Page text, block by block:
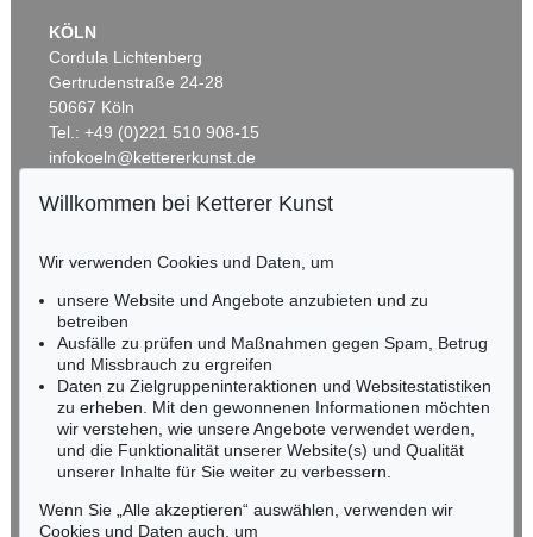
KÖLN
Cordula Lichtenberg
Gertrudenstraße 24-28
50667 Köln
Tel.: +49 (0)221 510 908-15
infokoeln@kettererkunst.de
RHEINLAND-PFALZ
Miriam Heß
Tel.: +49 (0)62 21 58 80-038
Fax: +49 (0)62 21 58 80-595
infoheidelberg@kettererkunst.de
NORDDEUTSCHLAND
Nico Kassel, M.A.
Tel.: +49 (0)89 55244-164
Mobil: +49 (0)171 8618661
n.kassel@kettererkunst.de
Willkommen bei Ketterer Kunst
Wir verwenden Cookies und Daten, um
unsere Website und Angebote anzubieten und zu
betreiben
Ausfälle zu prüfen und Maßnahmen gegen Spam, Betrug
und Missbrauch zu ergreifen
Daten zu Zielgruppeninteraktionen und Websitestatistiken
zu erheben. Mit den gewonnenen Informationen möchten
wir verstehen, wie unsere Angebote verwendet werden,
und die Funktionalität unserer Website(s) und Qualität
unserer Inhalte für Sie weiter zu verbessern.
Wenn Sie „Alle akzeptieren“ auswählen, verwenden wir
Cookies und Daten auch, um